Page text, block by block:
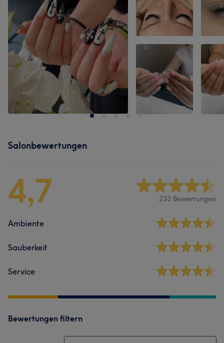
Salonbewertungen
4,7 233 Bewertungen
Ambiente
Sauberkeit
Service
Bewertungen filtern